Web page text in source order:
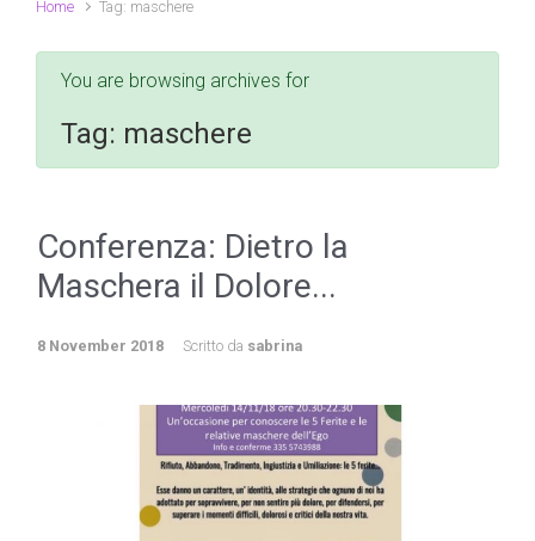
Home Tag: maschere
You are browsing archives for
Tag: maschere
Conferenza: Dietro la
Maschera il Dolore...
8 November 2018 Scritto da sabrina